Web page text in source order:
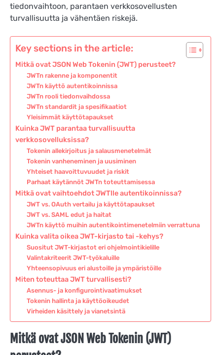
tiedonvaihtoon, parantaen verkkosovellusten
turvallisuutta ja vähentäen riskejä.
Key sections in the article:
Mitkä ovat JSON Web Tokenin (JWT) perusteet?
JWTn rakenne ja komponentit
JWTn käyttö autentikoinnissa
JWTn rooli tiedonvaihdossa
JWTn standardit ja spesifikaatiot
Yleisimmät käyttötapaukset
Kuinka JWT parantaa turvallisuutta
verkkosovelluksissa?
Tokenin allekirjoitus ja salausmenetelmät
Tokenin vanheneminen ja uusiminen
Yhteiset haavoittuvuudet ja riskit
Parhaat käytännöt JWTn toteuttamisessa
Mitkä ovat vaihtoehdot JWTlle autentikoinnissa?
JWT vs. OAuth vertailu ja käyttötapaukset
JWT vs. SAML edut ja haitat
JWTn käyttö muihin autentikointimenetelmiin verrattuna
Kuinka valita oikea JWT-kirjasto tai -kehys?
Suositut JWT-kirjastot eri ohjelmointikielille
Valintakriteerit JWT-työkaluille
Yhteensopivuus eri alustoille ja ympäristöille
Miten toteuttaa JWT turvallisesti?
Asennus- ja konfigurointivaatimukset
Tokenin hallinta ja käyttöoikeudet
Virheiden käsittely ja vianetsintä
Mitkä ovat JSON Web Tokenin (JWT)